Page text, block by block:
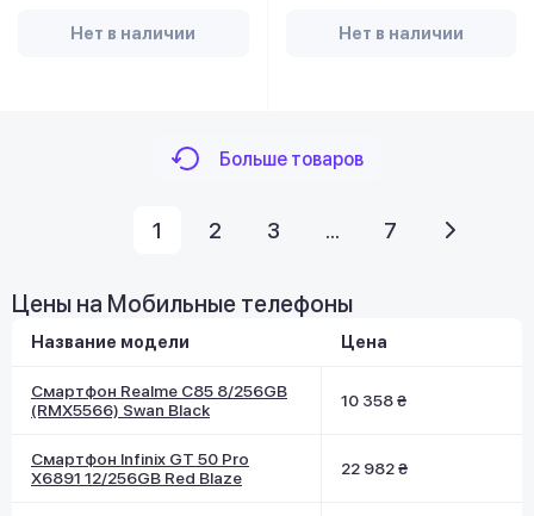
Нет в наличии Нет в наличии
Больше товаров
1 2 3 ... 7
Цены на Мобильные телефоны
Название модели Цена
Смартфон Realme C85 8/256GB
(RMX5566) Swan Black
10 358 ₴
Смартфон Infinix GT 50 Pro
X6891 12/256GB Red Blaze
22 982 ₴